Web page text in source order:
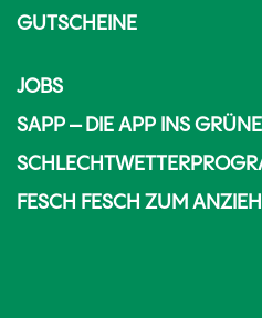
GUTSCHEINE
JOBS
SAPP – DIE APP INS GRÜNE
FESCH FESCH ZUM